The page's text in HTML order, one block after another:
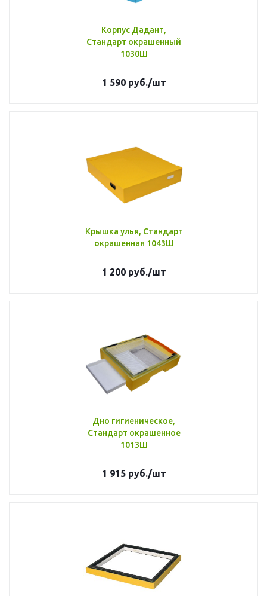
Корпус Дадант,
Стандарт окрашенный
1030Ш
1 590руб./шт
Крышка улья, Стандарт
окрашенная 1043Ш
1 200руб./шт
Дно гигиеническое,
Стандарт окрашенное
1013Ш
1 915руб./шт